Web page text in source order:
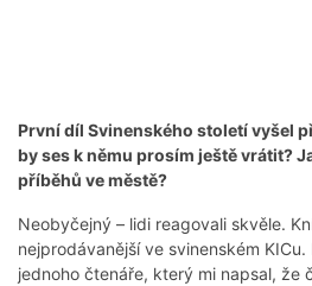
První díl Svinenského století vyšel
by ses k němu prosím ještě vrátit?
příběhů ve městě?
Neobyčejný – lidi reagovali skvěle.
nejprodávanější ve svinenském
jednoho čtenáře, který mi napsal, že